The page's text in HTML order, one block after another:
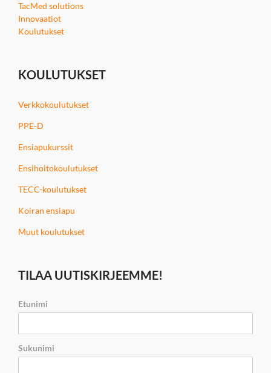
TacMed solutions
Innovaatiot
Koulutukset
KOULUTUKSET
Verkkokoulutukset
PPE-D
Ensiapukurssit
Ensihoitokoulutukset
TECC-koulutukset
Koiran ensiapu
Muut koulutukset
TILAA UUTISKIRJEEMME!
Etunimi
Sukunimi